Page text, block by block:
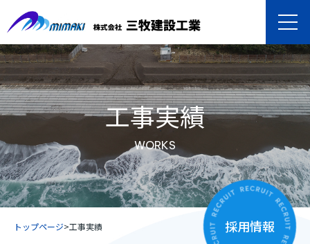
工事実績
WORKS
採用情報
トップページ>工事実績